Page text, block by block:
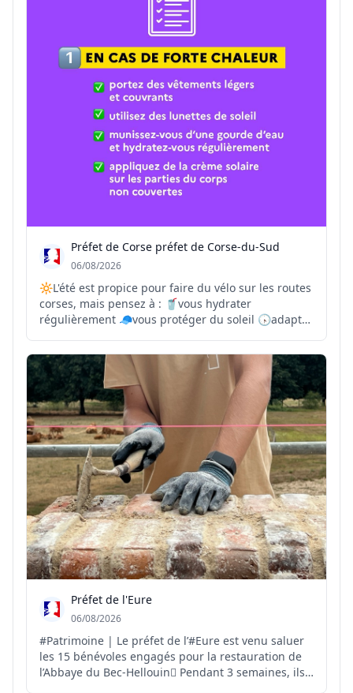
Préfet de Corse préfet de Corse-du-Sud
06/08/2026
🔆L'été est propice pour faire du vélo sur les routes
corses, mais pensez à : 🥤vous hydrater
régulièrement 🧢vous protéger du soleil 🕟adapter
plus supportables
Préfet de l'Eure
06/08/2026
#Patrimoine | Le préfet de l’#Eure est venu saluer
les 15 bénévoles engagés pour la restauration de
l’Abbaye du Bec-Hellouin🪏 Pendant 3 semaines, ils